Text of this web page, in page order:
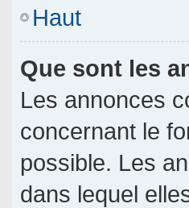
Haut
Que sont les
Les annonces
concernant le
possible. Les
dans lequel